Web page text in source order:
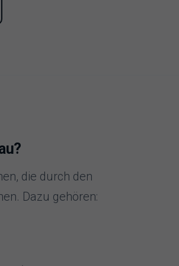
die durch den
Dazu gehören: